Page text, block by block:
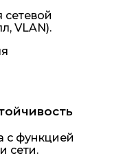
VLAN).
с функцией
сети.